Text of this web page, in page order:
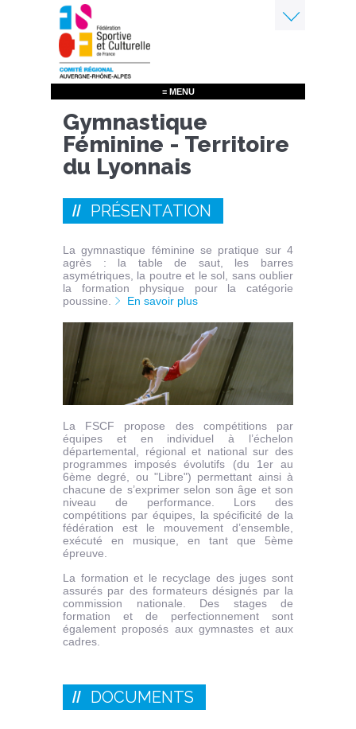
Aller
au
contenu
principal
≡ MENU
Gymnastique
Féminine - Territoire
du Lyonnais
PRÉSENTATION
La gymnastique féminine se pratique sur 4
agrès : la table de saut, les barres
asymétriques, la poutre et le sol, sans oublier
la formation physique pour la catégorie
poussine.
En savoir plus
La FSCF propose des compétitions par
équipes et en individuel à l’échelon
départemental, régional et national sur des
programmes imposés évolutifs (du 1er au
6ème degré, ou "Libre") permettant ainsi à
chacune de s’exprimer selon son âge et son
niveau de performance. Lors des
compétitions par équipes, la spécificité de la
fédération est le mouvement d’ensemble,
exécuté en musique, en tant que 5ème
épreuve.
La formation et le recyclage des juges sont
assurés par des formateurs désignés par la
commission nationale. Des stages de
formation et de perfectionnement sont
également proposés aux gymnastes et aux
cadres.
DOCUMENTS